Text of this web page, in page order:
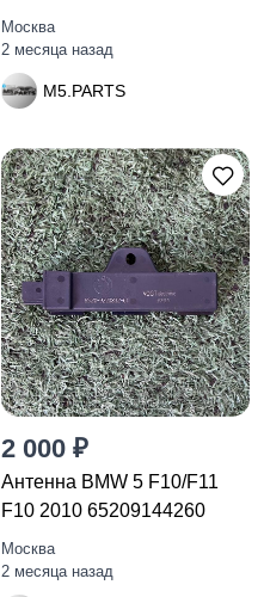
Москва
2 месяца назад
M5.PARTS
2 000 ₽
Антенна BMW 5 F10/F11
F10 2010 65209144260
Москва
2 месяца назад